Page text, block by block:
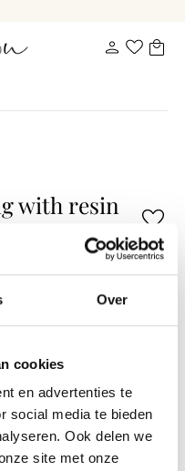
Over
cookies
en advertenties te
social media te bieden
Ook delen we
site met onze
with resin
SKU